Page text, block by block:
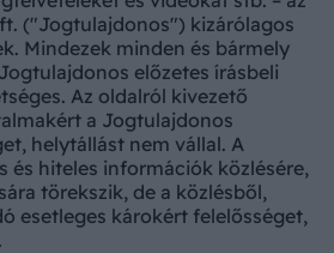
("Jogtulajdonos") kizárólagos
Mindezek minden és bármely
előzetes írásbeli
Az oldalról kivezető
a Jogtulajdonos
helytállást nem vállal. A
és hiteles információk közlésére,
törekszik, de a közlésből,
esetleges károkért felelősséget,